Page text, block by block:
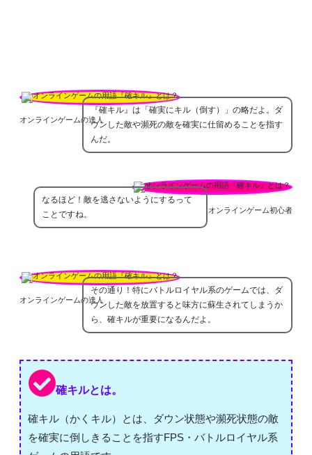
オンラインゲームの達人
『確キル』は「確実にキル（倒す）」の略だよ。ダ
ウンした敵や瀕死の敵を確実に仕留めることを指す
んだ。
オンラインゲーム初心者
なるほど！敵を逃さないようにするって
ことですね。
オンラインゲームの達人
その通り！特にバトルロイヤル系のゲームでは、ダ
ウンした敵を放置すると味方に蘇生されてしまうか
ら、確キルが重要になるんだよ。
確キルとは。
確キル（かくキル）とは、ダウン状態や瀕死状態の敵
を確実に倒しきることを指すFPS・バトルロイヤル系